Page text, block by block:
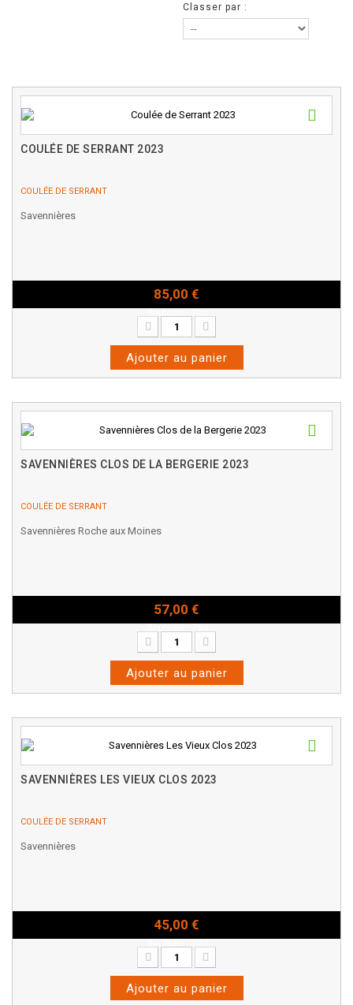
Classer par :
COULÉE DE SERRANT 2023
COULÉE DE SERRANT
Savennières
85,00 €
Ajouter au panier
SAVENNIÈRES CLOS DE LA BERGERIE 2023
COULÉE DE SERRANT
Savennières Roche aux Moines
57,00 €
Ajouter au panier
SAVENNIÈRES LES VIEUX CLOS 2023
COULÉE DE SERRANT
Savennières
45,00 €
Ajouter au panier